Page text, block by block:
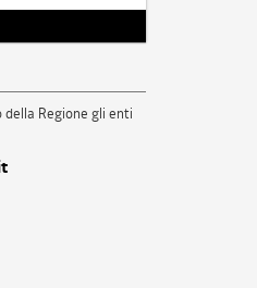
della Regione gli enti